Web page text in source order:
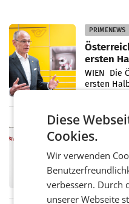
PRIMENEWS
ersten
WIEN Die
ersten
einem
MARKETING
Frühjahr
wieder
Diese
Cookies.
Wir verwenden
verbessern. Durch
unserer Webseite